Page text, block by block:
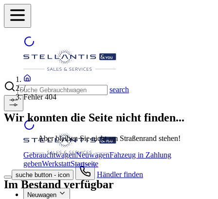
search
suche button - icon Händler finden
Neuwagen
/
Fehler 404
Wir konnten die Seite nicht finden...
Aber bleiben Sie nicht am Straßenrand stehen!
GebrauchtwagenNeuwagenFahzeug in Zahlung
gebenWerkstattStartseite
Im Bestand verfügbar